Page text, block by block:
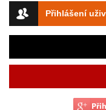
Přihlášení